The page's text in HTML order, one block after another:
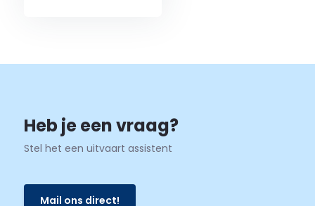
Heb je een vraag?
Stel het een uitvaart assistent
Mail ons direct!